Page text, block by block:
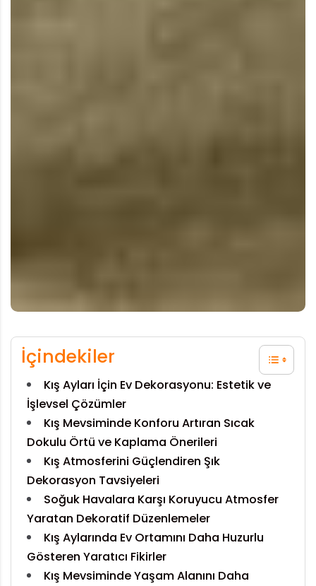
İçindekiler
Kış Ayları İçin Ev Dekorasyonu: Estetik ve
İşlevsel Çözümler
Kış Mevsiminde Konforu Artıran Sıcak
Dokulu Örtü ve Kaplama Önerileri
Kış Atmosferini Güçlendiren Şık
Dekorasyon Tavsiyeleri
Soğuk Havalara Karşı Koruyucu Atmosfer
Yaratan Dekoratif Düzenlemeler
Kış Aylarında Ev Ortamını Daha Huzurlu
Gösteren Yaratıcı Fikirler
Kış Mevsiminde Yaşam Alanını Daha